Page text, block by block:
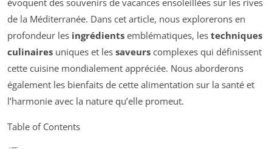
évoquent des souvenirs de vacances ensoleillées sur les rives
de la Méditerranée. Dans cet article, nous explorerons en
profondeur les ingrédients emblématiques, les techniques
culinaires uniques et les saveurs complexes qui définissent
cette cuisine mondialement appréciée. Nous aborderons
également les bienfaits de cette alimentation sur la santé et
l’harmonie avec la nature qu’elle promeut.
Table of Contents